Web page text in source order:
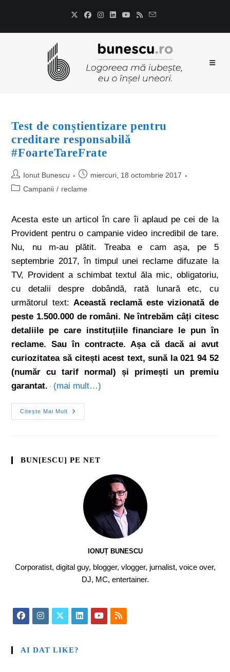
Test de conștientizare pentru
creditare responsabilă
#FoarteTareFrate
Ionut Bunescu
miercuri, 18 octombrie 2017
Campanii / reclame
Acesta este un articol în care îi aplaud pe cei de la
Provident pentru o campanie video incredibil de tare.
Nu, nu m-au plătit. Treaba e cam așa, pe 5
septembrie 2017, în timpul unei reclame difuzate la
TV, Provident a schimbat textul ăla mic, obligatoriu,
cu detalii despre dobândă, rată lunară etc, cu
următorul text: Această reclamă este vizionată de
peste 1.500.000 de români. Ne întrebăm câți citesc
detaliile pe care instituțiile financiare le pun în
reclame. Sau în contracte. Așa că dacă ai avut
curiozitatea să citești acest text, sună la 021 94 52
(număr cu tarif normal) și primești un premiu
garantat. (mai mult…)
Citește Mai Mult
BUN[ESCU] PE NET
IONUȚ BUNESCU
Corporatist, digital guy, blogger, vlogger, jurnalist, voice over,
DJ, MC, entertainer.
AI DAT LIKE?